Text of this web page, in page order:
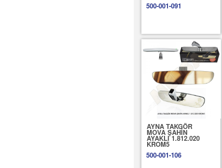
500-001-091
AYNA TAKGÖR
MOVA ŞAHİN
AYAKLI 1.812.020
KROM5
500-001-106